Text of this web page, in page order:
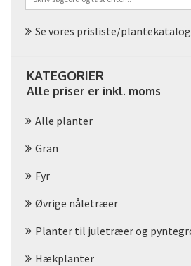
Se vores prisliste/
KATEGORIER
Alle priser er inkl. moms
Alle planter
Gran
Fyr
Øvrige nåletræer
Planter til juletræer og
Hækplanter